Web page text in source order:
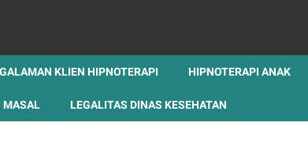
KLIEN HIPNOTERAPI HIPNOTERAPI ANAK
MASAL LEGALITAS DINAS KESEHATAN